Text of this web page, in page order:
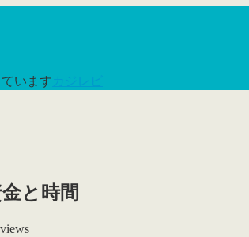
います カジレビ
と時間
views